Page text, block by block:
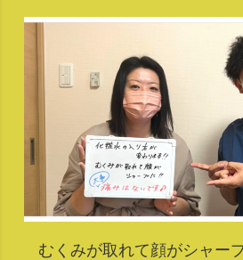
むくみが取れて顔がシャー